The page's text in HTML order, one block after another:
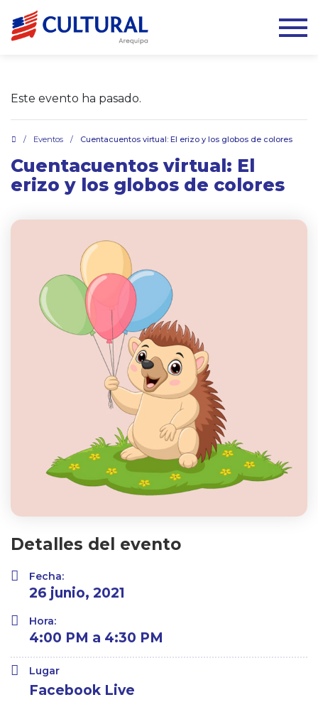
Este evento ha pasado.
/ Eventos / Cuentacuentos virtual: El erizo y los globos de colores
Cuentacuentos virtual: El
erizo y los globos de colores
Detalles del evento
Fecha:
26 junio, 2021
Hora:
4:00 PM a 4:30 PM
Lugar
Facebook Live